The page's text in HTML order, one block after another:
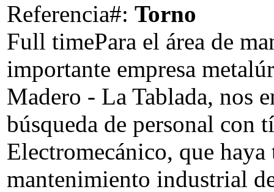
Referencia#: Torno
Full timePara el área de
importante empresa
Madero - La Tablada, nos
búsqueda de personal con
Electromecánico, que haya
mantenimiento industrial